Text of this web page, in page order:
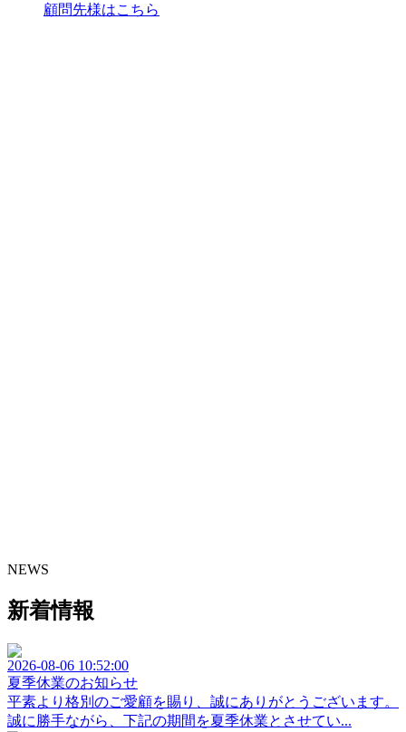
顧問先様はこちら
NEWS
新着情報
2026-08-06 10:52:00
夏季休業のお知らせ
平素より格別のご愛顧を賜り、誠にありがとうございます。
誠に勝手ながら、下記の期間を夏季休業とさせてい...